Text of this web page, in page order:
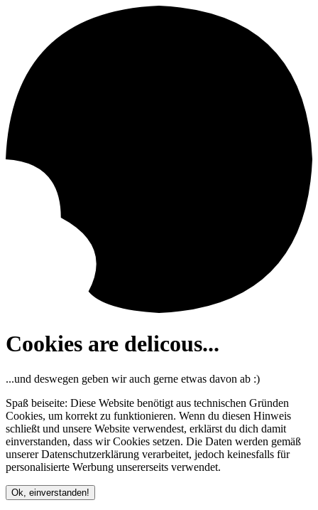
Cookies are delicous...
...und deswegen geben wir auch gerne etwas davon ab :)
Spaß beiseite: Diese Website benötigt aus technischen Gründen
Cookies, um korrekt zu funktionieren. Wenn du diesen Hinweis
schließt und unsere Website verwendest, erklärst du dich damit
einverstanden, dass wir Cookies setzen. Die Daten werden gemäß
unserer Datenschutzerklärung verarbeitet, jedoch keinesfalls für
personalisierte Werbung unsererseits verwendet.
Ok, einverstanden!